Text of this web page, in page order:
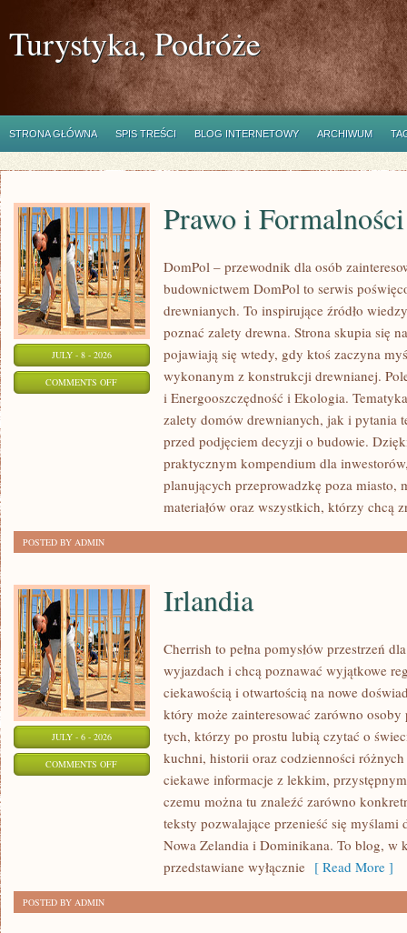
Turystyka, Podróże
STRONA GŁÓWNA SPIS TREŚCI BLOG INTERNETOWY ARCHIWUM
JULY - 8 - 2026
COMMENTS OFFON
FORMALNOŚCI
Prawo i Formalności
DomPol – przewodnik dla osób
budownictwem DomPol to serwis
drewnianych. To inspirujące źródło
poznać zalety drewna. Strona skupia się
pojawiają się wtedy, gdy ktoś zaczyna
wykonanym z konstrukcji drewnianej.
i Energooszczędność i Ekologia.
zalety domów drewnianych, jak i pytania
przed podjęciem decyzji o budowie.
praktycznym kompendium dla
planujących przeprowadzkę poza miasto,
materiałów oraz wszystkich, którzy chcą
POSTED BY ADMIN
JULY - 6 - 2026
COMMENTS OFFON
Irlandia
Cherrish to pełna pomysłów przestrzeń
wyjazdach i chcą poznawać wyjątkowe
ciekawością i otwartością na nowe
który może zainteresować zarówno
tych, którzy po prostu lubią czytać o
kuchni, historii oraz codzienności
ciekawe informacje z lekkim,
czemu można tu znaleźć zarówno
teksty pozwalające przenieść się myślami
Nowa Zelandia i Dominikana. To blog, w
przedstawiane wyłącznie [ Read More ]
POSTED BY ADMIN